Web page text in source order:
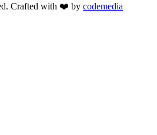
Crafted with ❤️ by codemedia